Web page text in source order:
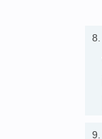
8.
9.